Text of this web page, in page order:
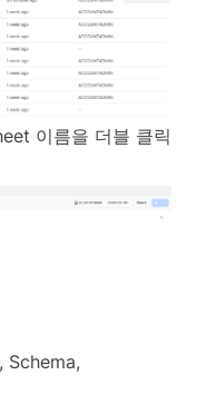
이름을 더블 클릭
Schema,